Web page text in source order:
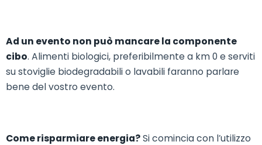
Ad un evento non può mancare la componente
cibo. Alimenti biologici, preferibilmente a km 0 e serviti
su stoviglie biodegradabili o lavabili faranno parlare
bene del vostro evento.
Come risparmiare energia?Si comincia con l’utilizzo